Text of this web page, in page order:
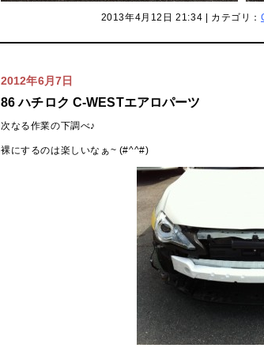
2013年4月12日 21:34 | カテゴリ：
2012年6月7日
86 ハチロク C-WESTエアロパーツ
次なる作業の下調べ♪
裸にするのは楽しいなぁ~ (#^^#)